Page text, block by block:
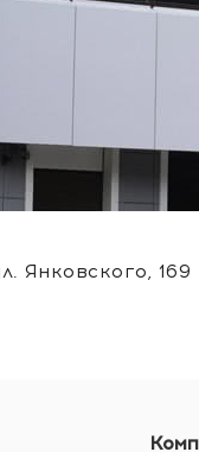
Янковского, 169